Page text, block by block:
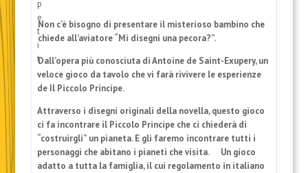
Non c’è bisogno di presentare il misterioso bambino che
chiede all’aviatore “Mi disegni una pecora?”.
Dall’opera più conosciuta di Antoine de Saint-Exupery, un
veloce gioco da tavolo che vi farà rivivere le esperienze
de Il Piccolo Principe.
Attraverso i disegni originali della novella, questo gioco
ci fa incontrare il Piccolo Principe che ci chiederà di
“costruirgli” un pianeta. E gli faremo incontrare tutti i
personaggi che abitano i pianeti che visita. Un gioco
adatto a tutta la famiglia, il cui regolamento in italiano